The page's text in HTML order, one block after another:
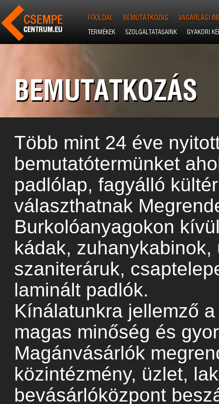
FŐOLDAL BEMUTATKOZÁS VÁSÁRLÁSI
TERMÉKEK SZOLGÁLTATÁSAINK GYAKORI
BEMUTATKOZÁS
Több mint 24 éve
bemutatótermünket
padlólap, fagyálló
választhatnak
Burkolóanyagokon
kádak,
szaniteráruk,
laminált padlók.
Kínálatunkra jellemző
magas minőség és
Magánvásárlók
közintézmény, üzlet,
bevásárlóközpont